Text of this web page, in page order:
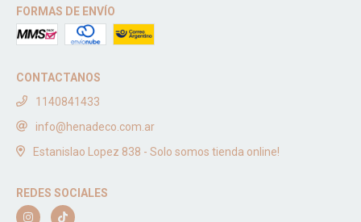
FORMAS DE ENVÍO
CONTACTANOS
1140841433
info@henadeco.com.ar
Estanislao Lopez 838 - Solo somos tienda online!
REDES SOCIALES